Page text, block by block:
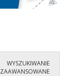
WYSZUKIWANIE
ZAAWANSOWANE